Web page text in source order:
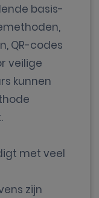
basis-
QR-codes
veilige
kunnen
met veel
zijn